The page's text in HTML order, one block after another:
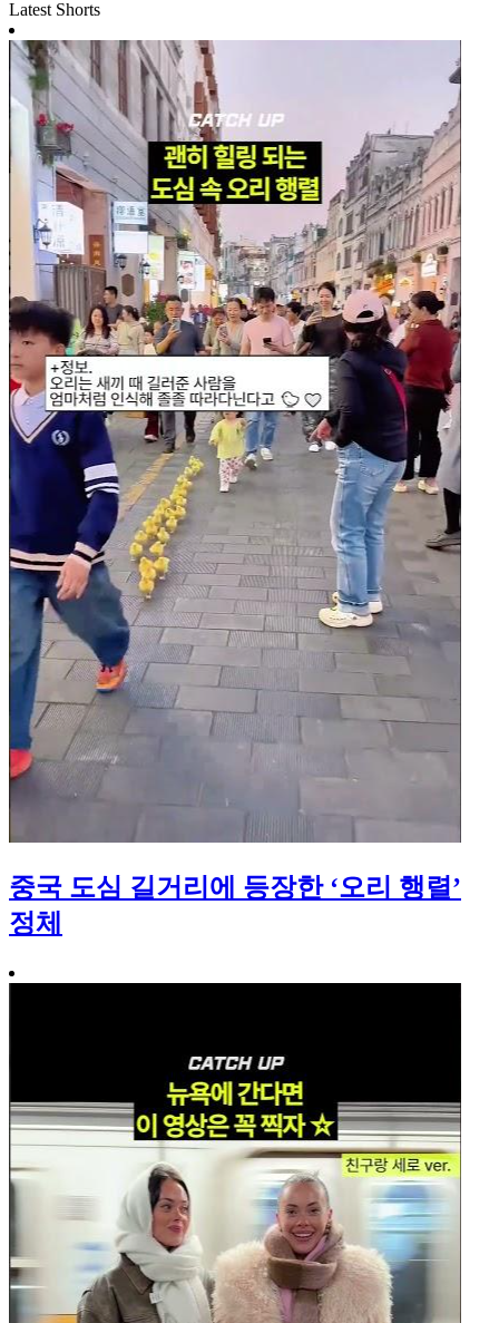
Latest Shorts
중국 도심 길거리에 등장한 ‘오리 행렬’
정체